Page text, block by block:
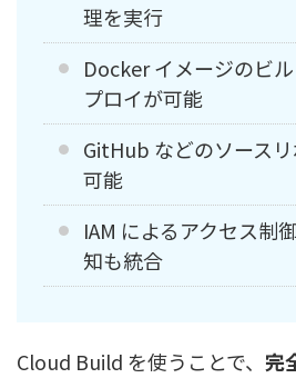
理を実行
Docker イメージのビ
プロイが可能
GitHub などのソース
可能
IAM によるアクセス制
知も統合
Cloud Build を使うことで、 完